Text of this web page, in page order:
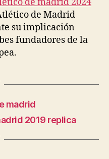
de Madrid
su implicación
fundadores de la
madrid
2019 replica